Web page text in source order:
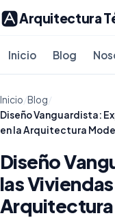
Arquitectura
Inicio Blog
Inicio/Blog/
Diseño Vanguardista:
en la Arquitectura
Diseño
las